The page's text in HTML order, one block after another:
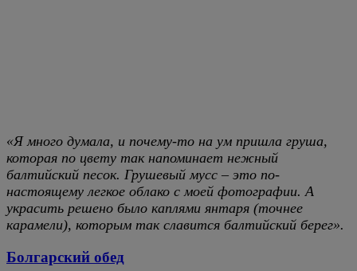
«Я много думала, и почему-то на ум пришла груша,
которая по цвету так напоминает нежный
балтийский песок. Грушевый мусс – это по-
настоящему легкое облако с моей фотографии. А
украсить решено было каплями янтаря (точнее
карамели), которым так славится балтийский берег».
Болгарский обед